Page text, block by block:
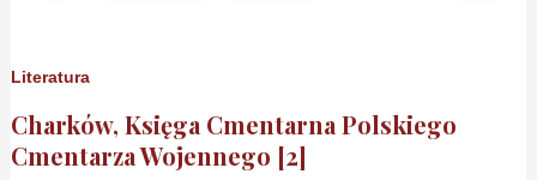
Literatura
Charków, Księga Cmentarna Polskiego
Cmentarza Wojennego [2]